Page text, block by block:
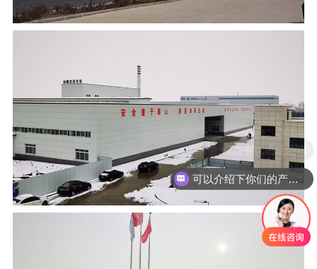
可以介绍下你们的产品么
现在有优惠活动吗